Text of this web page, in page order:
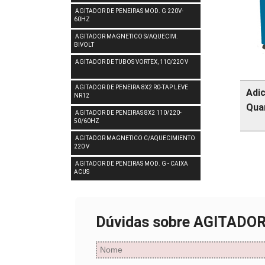
AGITADOR DE PENEIRAS MOD. G 220V-
60HZ
AGITADOR MAGNETICO S/AQUECIM.
BIVOLT
AGITADOR DE TUBOS VORTEX, 110/220 V
AGITADOR DE PENEIRA 8X2 R0-TAP LEVE
NR12
AGITADOR DE PENEIRAS 8X2 110/220-
50/60HZ
AGITADOR MAGNETICO C/AQUECIMIENTO
220 V
AGITADOR DE PENEIRAS MOD. G - CAIXA
ACUS
Dúvidas sobre